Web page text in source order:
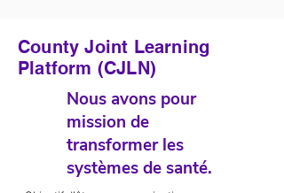
County Joint Learning
Platform (CJLN)
Nous avons pour
mission de
transformer les
systèmes de santé.